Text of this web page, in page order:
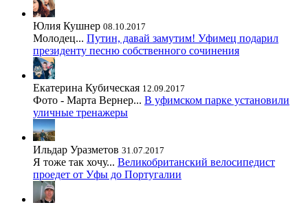
Юлия Кушнер 08.10.2017
Молодец... Путин, давай замутим! Уфимец подарил
президенту песню собственного сочинения
Екатерина Кубическая 12.09.2017
Фото - Марта Вернер... В уфимском парке установили
уличные тренажеры
Ильдар Уразметов 31.07.2017
Я тоже так хочу... Великобританский велосипедист
проедет от Уфы до Португалии